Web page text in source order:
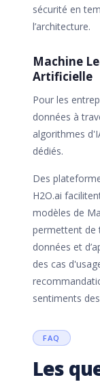
sécurité en
l’architecture.
Machine
Artificielle
Pour les
données à
algorithmes
dédiés.
Des
H2O.ai
modèles de
permettent de
données et
des cas
sentiments
FAQ
Les